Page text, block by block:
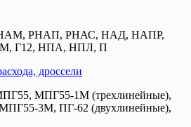
РНАП, РНАС, НАД, НАПР,
Г12, НПА, НПЛ, П
дроссели
МПГ55-1М (трехлинейные),
3М, ПГ-62 (двухлинейные),